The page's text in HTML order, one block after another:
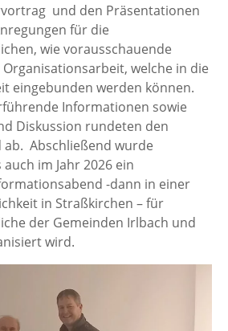
und den Präsentationen
für die
wie vorausschauende
welche in die
eingebunden werden können.
Informationen sowie
Diskussion rundeten den
Abschließend wurde
im Jahr 2026 ein
-dann in einer
in Straßkirchen – für
der Gemeinden Irlbach und
wird.